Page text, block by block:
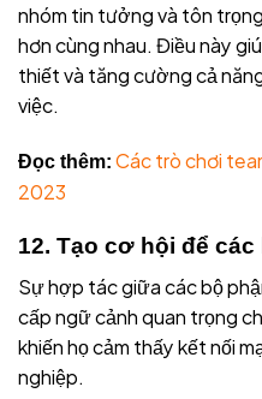
nhóm tin tưởng và tôn
hơn cùng nhau. Điều này
thiết và tăng cường cả
việc.
Đọc thêm: Các trò chơi
2023
12. Tạo cơ hội để
Sự hợp tác giữa các bộ
cấp ngữ cảnh quan trọng
khiến họ cảm thấy kết nối
nghiệp.